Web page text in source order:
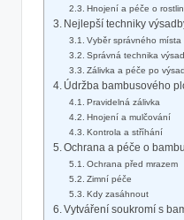
Hnojení a péče o
Nejlepší techniky
Vyběr správného místa
Správná technika
Zálivka a péče po
Údržba bambusového
Pravidelná zálivka
Hnojení a mulčování
Kontrola a stříhání
Ochrana a péče o
Ochrana před mrazem
Zimní péče
Kdy zasáhnout
Vytváření soukromí s